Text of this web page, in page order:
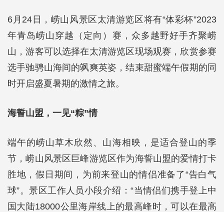
6月24日，崂山风景区太清游览区将有“体彩杯”2023
年青岛崂山穿越（定向）赛，众多越野好手齐聚崂
山，游客可以选择在太清游览区现场观赛，欣赏参赛
选手驰骋山海间的飒爽英姿，结束甜蜜端午假期的同
时开启盛夏暑期的激情之旅。
海誓山盟，一见“粽”情
端午的崂山草木欣然、山海相映，是适合登山的季
节，崂山风景区巨峰游览区作为海誓山盟的爱情打卡
胜地，假日期间，为前来登山的情侣准备了“告白气
球”。景区工作人员小段介绍：“当情侣们携手登上中
国大陆18000公里海岸线上的最高峰时，可以在最高